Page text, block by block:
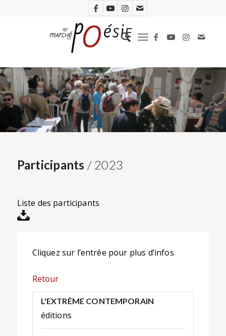
Participants / 2023
Liste des participants
Cliquez sur l’entrée pour plus d’infos
Retour
L'EXTRÊME CONTEMPORAIN
éditions